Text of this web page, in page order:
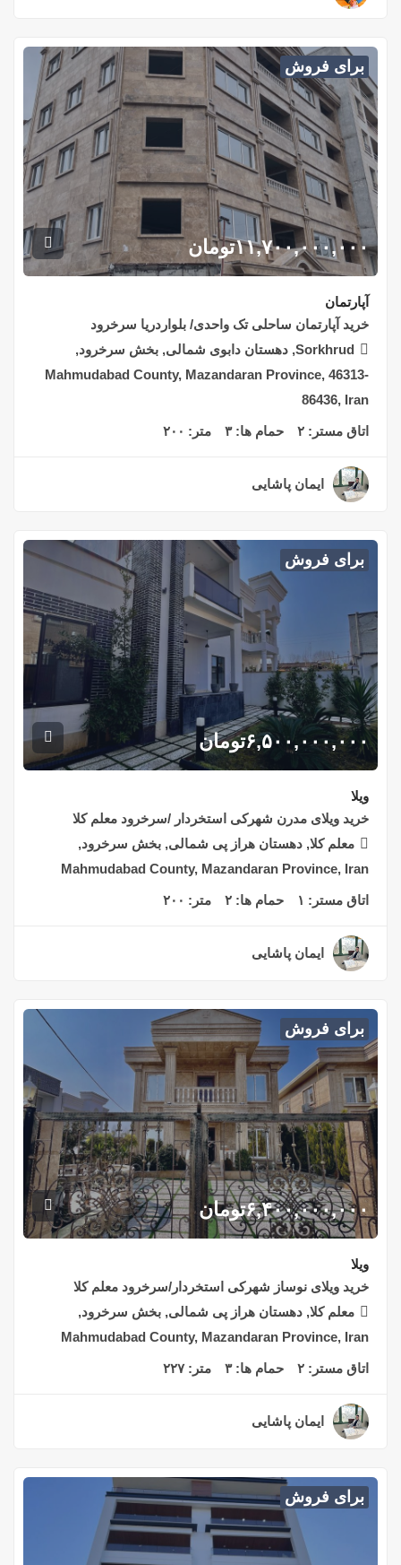
برای فروش
۱۱,۷۰۰,۰۰۰,۰۰۰تومان
آپارتمان
خرید آپارتمان ساحلی تک واحدی/ بلواردریا سرخرود
Sorkhrud, دهستان دابوی شمالی, بخش سرخرود,
Mahmudabad County, Mazandaran Province, 46313-
86436, Iran
اتاق مستر: ۲ حمام ها:۳ متر: ۲۰۰
ایمان پاشایی
برای فروش
۶,۵۰۰,۰۰۰,۰۰۰تومان
ویلا
خرید ویلای مدرن شهرکی استخردار /سرخرود معلم کلا
معلم کلا, دهستان هراز پی شمالی, بخش سرخرود,
Mahmudabad County, Mazandaran Province, Iran
اتاق مستر: ۱ حمام ها: ۲ متر: ۲۰۰
ایمان پاشایی
برای فروش
۶,۴۰۰,۰۰۰,۰۰۰تومان
ویلا
خرید ویلای نوساز شهرکی استخردار/سرخرود معلم کلا
معلم کلا, دهستان هراز پی شمالی, بخش سرخرود,
Mahmudabad County, Mazandaran Province, Iran
اتاق مستر: ۲ حمام ها:۳ متر:۲۲۷
ایمان پاشایی
برای فروش